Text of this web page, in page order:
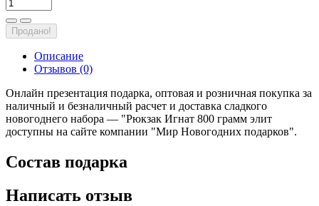
Продано!
Описание
Отзывов (0)
Онлайн презентация подарка, оптовая и розничная покупка за
наличный и безналичный расчет и доставка сладкого
новогоднего набора — "Рюкзак Игнат 800 грамм элит
доступны на сайте компании "Мир Новогодних подарков".
Состав подарка
Написать отзыв